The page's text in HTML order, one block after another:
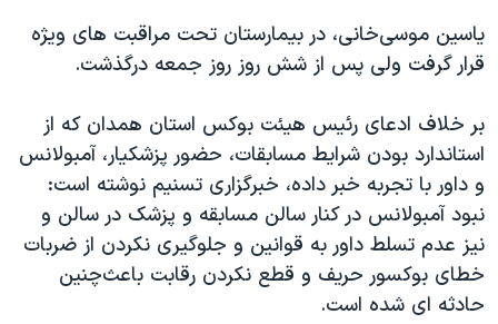
صفحه‌های ویژه
سفر پرزیدنت ترامپ به چین
یاسین موسی‌خانی، در بیمارستان تحت مراقبت های ویژه
قرار گرفت ولی پس از شش روز روز جمعه درگذشت.
بر خلاف ادعای رئیس هیئت بوکس استان همدان که از
استاندارد بودن شرایط مسابقات، حضور پزشکیار، آمبولانس
و داور با تجربه خبر داده، خبرگزاری تسنیم نوشته است:
نبود آمبولانس در کنار سالن مسابقه و‌ پزشک در سالن و
نیز عدم تسلط داور به قوانین و جلوگیری نکردن از ضربات
خطای بوکسور حریف و قطع نکردن رقابت باعث‌چنین
حادثه ای شده است.